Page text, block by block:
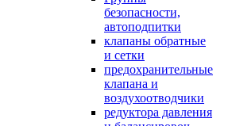
безопасности,
автоподпитки
клапаны обратные
и сетки
предохранительные
клапана и
воздухоотводчики
редуктора давления